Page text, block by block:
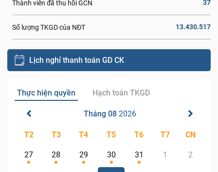
Thành viên đã thu hồi GCN 37
Số lượng TKGD của NĐT 13.430.517
Lịch nghỉ thanh toán GD CK
Thực hiện quyền Hạch toán TKGD
Tháng 08 2026
T2 T3 T4 T5 T6 T7 CN
27 28 29 30 31 1 2